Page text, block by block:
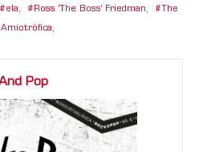
ela, Ross 'The Boss' Friedman, The
,
Pop